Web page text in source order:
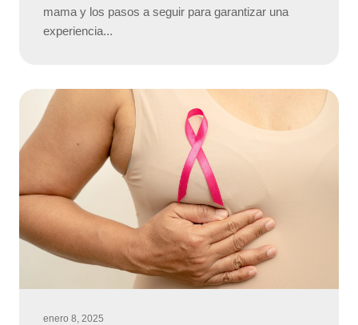
mama y los pasos a seguir para garantizar una
experiencia...
enero 8, 2025